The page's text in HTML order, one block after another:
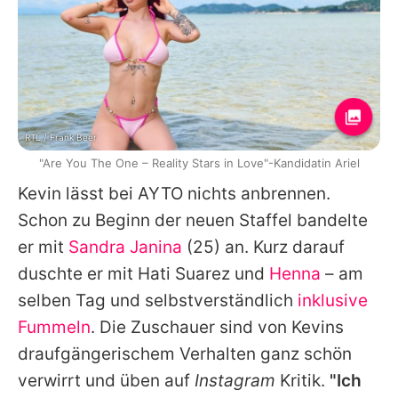
Kevin lässt bei AYTO nichts anbrennen.
Schon zu Beginn der neuen Staffel bandelte
er mit Sandra Janina (25) an. Kurz darauf
duschte er mit Hati Suarez und Henna – am
selben Tag und selbstverständlich inklusive
Fummeln. Die Zuschauer sind von Kevins
draufgängerischem Verhalten ganz schön
verwirrt und üben auf Instagram Kritik. "Ich
RTL / Frank Beer
"Are You The One – Reality Stars in Love"-Kandidatin Ariel